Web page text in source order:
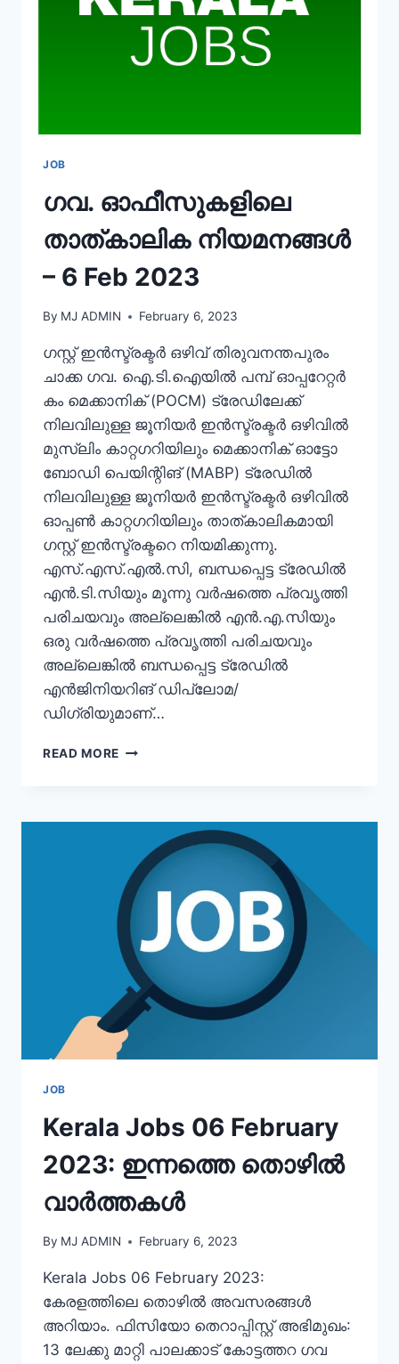
JOB
ഗവ. ഓഫീസുകളിലെ
താത്കാലിക നിയമനങ്ങൾ
– 6 Feb 2023
By MJ ADMIN February 6, 2023
ഗസ്റ്റ് ഇൻസ്ട്രക്ടർ ഒഴിവ് തിരുവനന്തപുരം
ചാക്ക ഗവ. ഐ.ടി.ഐയിൽ പമ്പ് ഓപ്പറേറ്റർ
കം മെക്കാനിക് (POCM) ട്രേഡിലേക്ക്
നിലവിലുള്ള ജൂനിയർ ഇൻസ്ട്രക്ടർ ഒഴിവിൽ
മുസ്ലിം കാറ്റഗറിയിലും മെക്കാനിക് ഓട്ടോ
ബോഡി പെയിന്റിങ് (MABP) ട്രേഡിൽ
നിലവിലുള്ള ജൂനിയർ ഇൻസ്ട്രക്ടർ ഒഴിവിൽ
ഓപ്പൺ കാറ്റഗറിയിലും താത്കാലികമായി
ഗസ്റ്റ് ഇൻസ്ട്രക്ടറെ നിയമിക്കുന്നു.
എസ്.എസ്.എൽ.സി, ബന്ധപ്പെട്ട ട്രേഡിൽ
എൻ.ടി.സിയും മൂന്നു വർഷത്തെ പ്രവൃത്തി
പരിചയവും അല്ലെങ്കിൽ എൻ.എ.സിയും
ഒരു വർഷത്തെ പ്രവൃത്തി പരിചയവും
അല്ലെങ്കിൽ ബന്ധപ്പെട്ട ട്രേഡിൽ
എൻജിനിയറിങ് ഡിപ്ലോമ/
ഡിഗ്രിയുമാണ്…
READ MORE ഗവ.
–
FEB
2023
JOB
Kerala Jobs 06 February
2023: ഇന്നത്തെ തൊഴിൽ
വാർത്തകൾ
By MJ ADMIN February 6, 2023
Kerala Jobs 06 February 2023:
കേരളത്തിലെ തൊഴിൽ അവസരങ്ങൾ
അറിയാം. ഫിസിയോ തെറാപ്പിസ്റ്റ് അഭിമുഖം:
13 ലേക്കു മാറ്റി പാലക്കാട് കോട്ടത്തറ ഗവ